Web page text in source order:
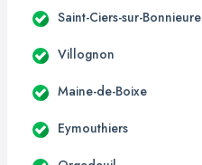
Saint-Ciers-sur-Bonnieure
Villognon
Maine-de-Boixe
Eymouthiers